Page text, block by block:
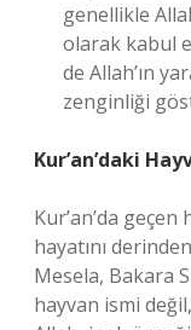
genellikle
olarak kabul
de Allah’ın
zenginliği
Kur’an’daki
Kur’an’da
hayatını
Mesela, Bakara
hayvan ismi